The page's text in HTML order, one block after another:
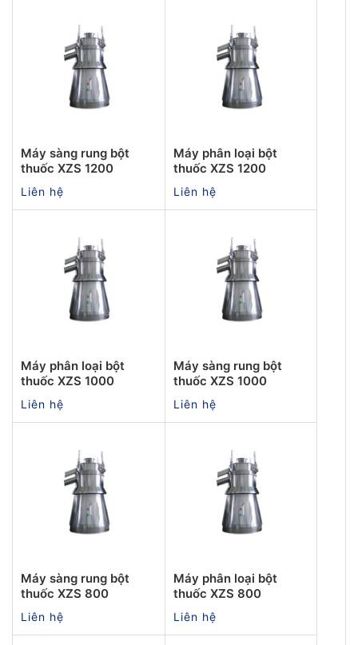
Máy sàng rung bột
thuốc XZS 1200
Liên hệ
Máy phân loại bột
thuốc XZS 1200
Liên hệ
Máy phân loại bột
thuốc XZS 1000
Liên hệ
Máy sàng rung bột
thuốc XZS 1000
Liên hệ
Máy sàng rung bột
thuốc XZS 800
Liên hệ
Máy phân loại bột
thuốc XZS 800
Liên hệ